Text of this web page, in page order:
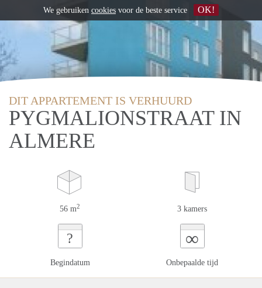
DIT APPARTEMENT IS VERHUURD
PYGMALIONSTRAAT IN
ALMERE
56 m2 3 kamers
?
Begindatum
∞
Onbepaalde tijd
We gebruiken cookies voor de beste service OK!